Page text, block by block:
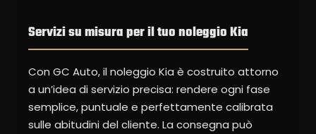
Servizi su misura per il tuo noleggio Kia
Con GC Auto, il noleggio Kia è costruito attorno
a un’idea di servizio precisa: rendere ogni fase
semplice, puntuale e perfettamente calibrata
sulle abitudini del cliente. La consegna può